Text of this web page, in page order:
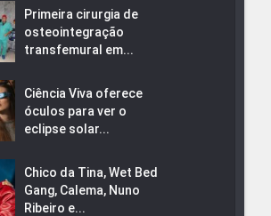
Primeira cirurgia de
osteointegração
transfemural em...
Ciência Viva oferece
óculos para ver o
eclipse solar...
Chico da Tina, Wet Bed
Gang, Calema, Nuno
Ribeiro e...